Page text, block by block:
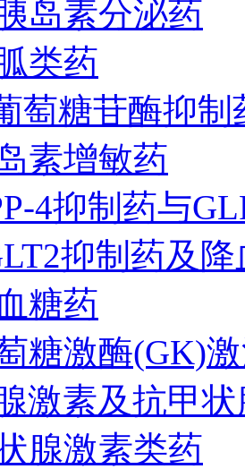
岛素分泌药
类药
萄糖苷酶抑制
素增敏药
4抑制药与
抑制药及
糖药
糖激酶(GK)
激素及抗甲
腺激素类药